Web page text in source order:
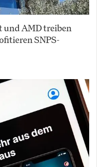
und AMD treiben
SNPS-